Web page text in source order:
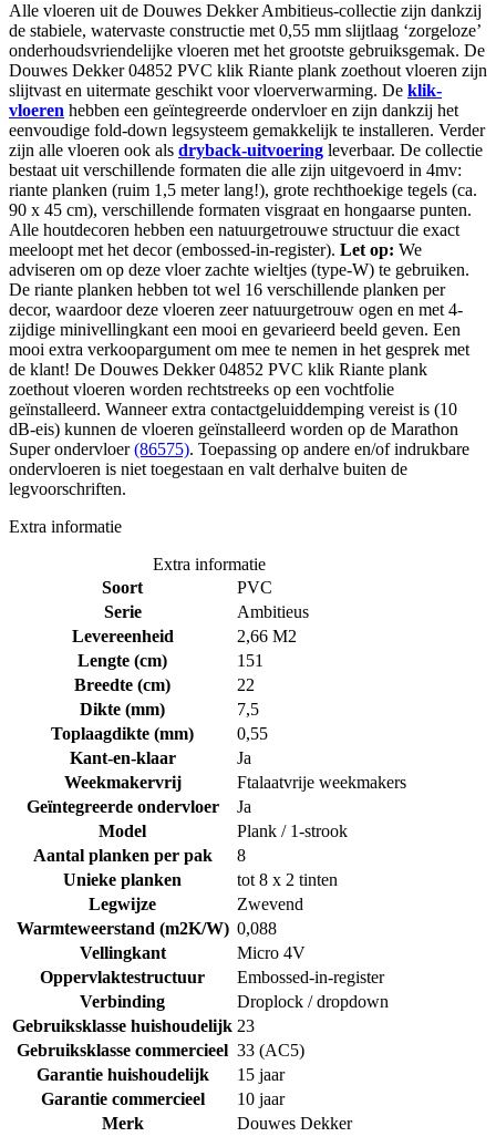
Alle vloeren uit de Douwes Dekker Ambitieus-collectie zijn dankzij
de stabiele, watervaste constructie met 0,55 mm slijtlaag ‘zorgeloze’
onderhoudsvriendelijke vloeren met het grootste gebruiksgemak. De
Douwes Dekker 04852 PVC klik Riante plank zoethout vloeren zijn
slijtvast en uitermate geschikt voor vloerverwarming. De klik-
vloeren hebben een geïntegreerde ondervloer en zijn dankzij het
eenvoudige fold-down legsysteem gemakkelijk te installeren. Verder
zijn alle vloeren ook als dryback-uitvoering leverbaar. De collectie
bestaat uit verschillende formaten die alle zijn uitgevoerd in 4mv:
riante planken (ruim 1,5 meter lang!), grote rechthoekige tegels (ca.
90 x 45 cm), verschillende formaten visgraat en hongaarse punten.
Alle houtdecoren hebben een natuurgetrouwe structuur die exact
meeloopt met het decor (embossed-in-register). Let op: We
adviseren om op deze vloer zachte wieltjes (type-W) te gebruiken.
De riante planken hebben tot wel 16 verschillende planken per
decor, waardoor deze vloeren zeer natuurgetrouw ogen en met 4-
zijdige minivellingkant een mooi en gevarieerd beeld geven. Een
mooi extra verkoopargument om mee te nemen in het gesprek met
de klant! De Douwes Dekker 04852 PVC klik Riante plank
zoethout vloeren worden rechtstreeks op een vochtfolie
geïnstalleerd. Wanneer extra contactgeluiddemping vereist is (10
dB-eis) kunnen de vloeren geïnstalleerd worden op de Marathon
Super ondervloer(86575). Toepassing op andere en/of indrukbare
ondervloeren is niet toegestaan en valt derhalve buiten de
legvoorschriften.
Extra informatie
Extra informatie
Soort
PVC
Serie
Ambitieus
Levereenheid
2,66 M2
Lengte (cm)
151
Breedte (cm)
22
Dikte (mm)
7,5
Toplaagdikte (mm)
0,55
Kant-en-klaar
Ja
Weekmakervrij
Ftalaatvrije weekmakers
Geïntegreerde ondervloer
Ja
Model
Plank / 1-strook
Aantal planken per pak
8
Unieke planken
tot 8 x 2 tinten
Legwijze
Zwevend
Warmteweerstand (m2K/W) 0,088
Vellingkant
Micro 4V
Oppervlaktestructuur
Embossed-in-register
Verbinding
Droplock / dropdown
Gebruiksklasse huishoudelijk 23
Gebruiksklasse commercieel 33 (AC5)
Garantie huishoudelijk
15 jaar
Garantie commercieel
10 jaar
Merk
Douwes Dekker